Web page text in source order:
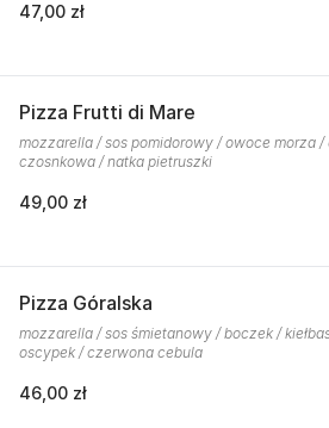
47,00 zł
Pizza Frutti di Mare
mozzarella / sos pomidorowy / owoce morza /
czosnkowa / natka pietruszki
49,00 zł
Pizza Góralska
mozzarella / sos śmietanowy / boczek /
oscypek / czerwona cebula
46,00 zł